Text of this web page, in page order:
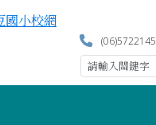
國小校網
(06)5722145